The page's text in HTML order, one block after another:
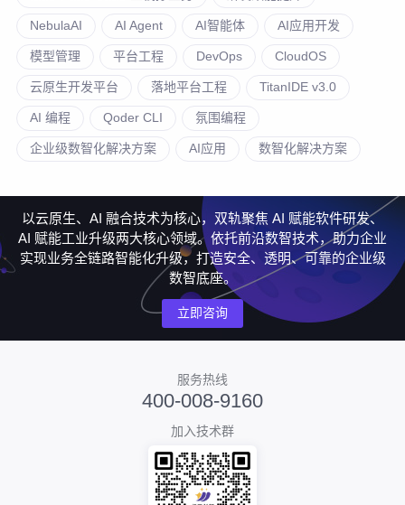
NebulaAI AI Agent AI智能体 AI应用开发
模型管理 平台工程 DevOps CloudOS
云原生开发平台 落地平台工程 TitanIDE v3.0
AI 编程 Qoder CLI 氛围编程
企业级数智化解决方案 AI应用 数智化解决方案
以云原生、AI 融合技术为核心，双轨聚焦 AI 赋能软件研发、
AI 赋能工业升级两大核心领域。依托前沿数智技术，助力企业
实现业务全链路智能化升级，打造安全、透明、可靠的企业级
数智底座。
立即咨询
服务热线
400-008-9160
加入技术群